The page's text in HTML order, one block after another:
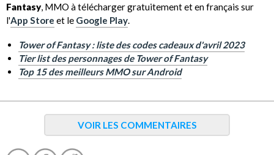
Fantasy, MMO à télécharger gratuitement et en français sur
l'App Store et le Google Play.
Tower of Fantasy : liste des codes cadeaux d'avril 2023
Tier list des personnages de Tower of Fantasy
Top 15 des meilleurs MMO sur Android
VOIR LES COMMENTAIRES